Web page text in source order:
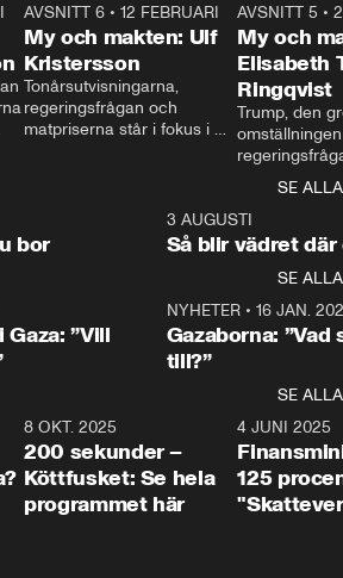
27:30
AVSNITT 6 •12 FEBRUARI
My och makten: Ulf
Kristersson
Tonårsutvisningarna,
regeringsfrågan och
matpriserna står i fokus i
Rohwedder ställer
statsminister Ulf Kristersson
AVSNITT 5 •
My och
Elisabeth
Ringqvist
Trump, den
centrum i
avsnittet av
Makten”. Se
Aftonbladets
Rohwedder
Thand Ring
SE ALLA
bor
3 AUGUSTI
Så blir vädret där
SE ALLA
”Vill
NYHETER• 16 JAN.
Gazaborna:
till?”
SE ALLA
4:29
8 OKT. 2025
200 sekunder –
Köttfusket: Se hela
programmet här
4 JUNI 2025
125